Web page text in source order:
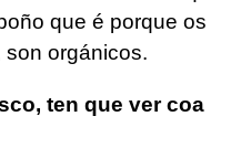
que é porque os
orgánicos.
ten que ver coa